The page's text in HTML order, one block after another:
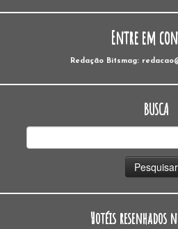
Entre em
Redação Bitsmag:
BUSCA
Hotéis resenhados